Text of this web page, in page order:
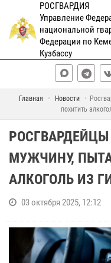
РОСГВАРДИЯ
Управление
национальной
Федерации по
Кузбассу
Главная Новости
похитить
МУЖЧИНУ,
АЛКОГОЛЬ ИЗ
03 октября 2025, 12:12